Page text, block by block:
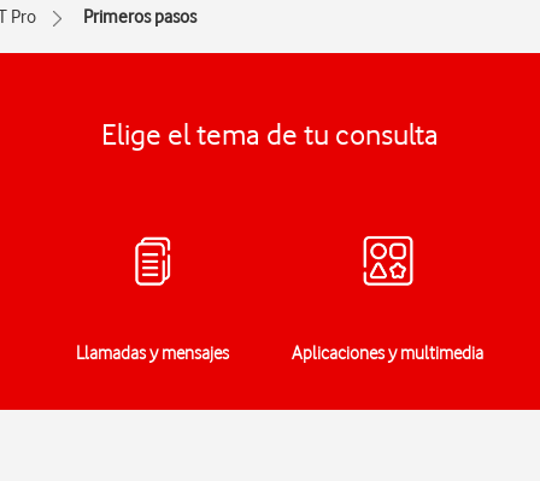
Pro Primeros pasos
Elige el tema de tu consulta
Llamadas y mensajes Aplicaciones y multimedia